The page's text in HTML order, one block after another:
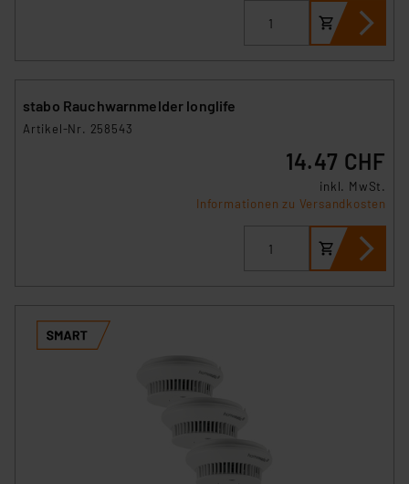
stabo Rauchwarnmelder longlife
Artikel-Nr. 258543
14.47 CHF
inkl. MwSt.
Informationen zu Versandkosten